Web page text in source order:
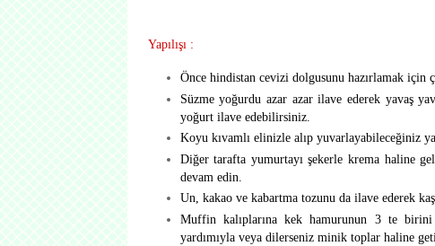
Yapılışı :
Önce hindistan cevizi dolgusunu hazırlamak
Süzme yoğurdu azar azar ilave ederek yavaş
yoğurt ilave edebilirsiniz.
Koyu kıvamlı elinizle alıp yuvarlayabileceğiniz
Diğer tarafta yumurtayı şekerle krema haline
devam edin.
Un, kakao ve kabartma tozunu da ilave ederek
Muffin kalıplarına kek hamurunun 3 te
yardımıyla veya dilerseniz minik toplar haline